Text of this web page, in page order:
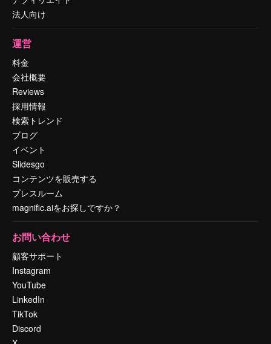
法人向け
運営
料金
会社概要
Reviews
採用情報
検索トレンド
ブログ
イベント
Slidesgo
コンテンツを販売する
プレスルーム
magnific.aiをお探しですか？
お問い合わせ
顧客サポート
Instagram
YouTube
LinkedIn
TikTok
Discord